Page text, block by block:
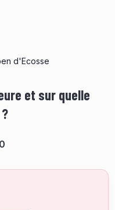
d'Ecosse
et sur quelle